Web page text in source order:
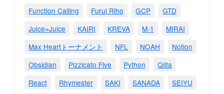
Function Calling
Furui Riho GCP
GTD
Juice=Juice
KAIRI KREVA M-1
MIRAI
Max Heartトーナメント
NFL NOAH
Notion
Obsidian
Pizzicato Five Python
Qiita
React
Rhymester SAKI SANADA
SEIYU